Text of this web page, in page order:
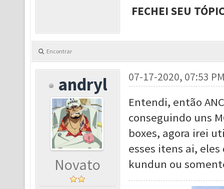
FECHEI SEU
Encontrar
andryl
Novato
07-17-2020, 07:53
Entendi, então
conseguindo uns
boxes, agora irei
esses itens ai,
kundun ou